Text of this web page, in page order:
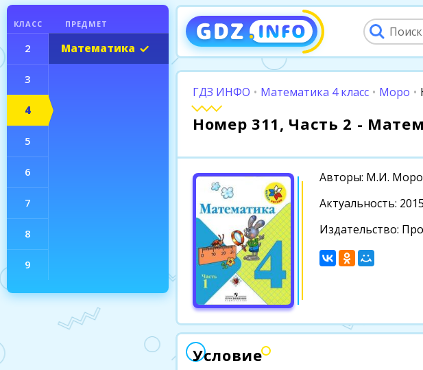
ГДЗ ИНФО • Математика 4 класс • Моро •
Номер 311, Часть 2 -
Авторы: М.И.
Актуальность:
Издательство:
Условие
КЛАСС ПРЕДМЕТ
2
3
4
Математика
5
6
7
8
9